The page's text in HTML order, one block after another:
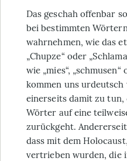
Das geschah offenbar
bei be­stimmten
wahrnehmen, wie das
„Chupze“ oder
wie „mies“, „schmusen“
kommen uns urdeutsch
einerseits damit zu tun,
Wörter auf eine
zurückgeht.
dass mit dem
vertrieben wurden, die